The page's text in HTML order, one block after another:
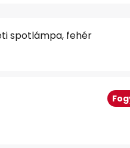
spotlámpa, fehér